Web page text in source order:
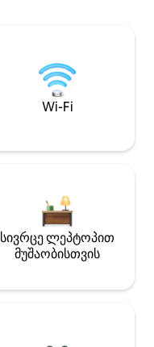
Wi-Fi
სივრცე ლეპტოპით
მუშაობისთვის